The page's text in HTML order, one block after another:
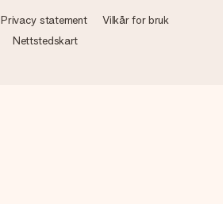
Privacy statement
Vilkår for bruk
Nettstedskart